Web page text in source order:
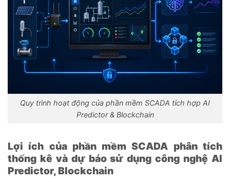
Quy trình hoạt động của phần mềm SCADA tích hợp AI
Predictor & Blockchain
Lợi ích của phần mềm SCADA phân tích
thống kê và dự báo sử dụng công nghệ AI
Predictor, Blockchain